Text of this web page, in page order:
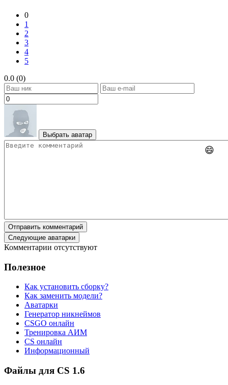
0
1
2
3
4
5
0.0 (0)
Выбрать аватар
😄
Отправить комментарий
Следующие аватарки
Комментарии отсутствуют
Полезное
Как установить сборку?
Как заменить модели?
Аватарки
Генератор никнеймов
CSGO онлайн
Тренировка АИМ
CS онлайн
Информационный
Файлы для CS 1.6